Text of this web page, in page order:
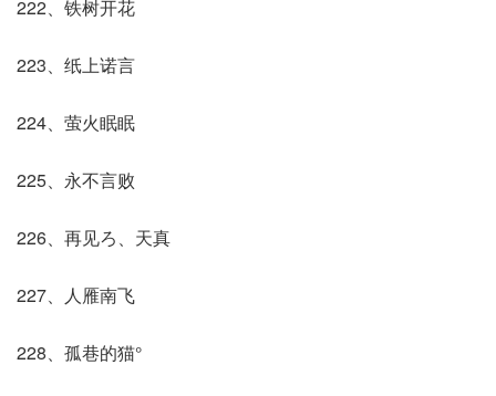
222、铁树开花
223、纸上诺言
224、萤火眠眠
225、永不言败
226、再见ろ、天真
227、人雁南飞
228、孤巷的猫°